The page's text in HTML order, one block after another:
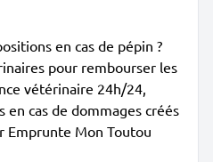
en cas de pépin ?
pour rembourser les
vétérinaire 24h/24,
en cas de dommages créés
Emprunte Mon Toutou